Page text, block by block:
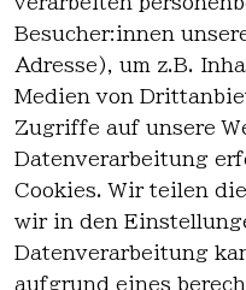
Besucher:innen
Adresse), um z.B.
Medien von
Zugriffe auf unsere
Datenverarbeitung
Cookies. Wir teilen
wir in den
Datenverarbeitung
aufgrund eines
es
Kontakt
Kontakt